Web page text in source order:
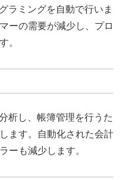
ラミングを自動で行いま
ーの需要が減少し、プロ
。
析し、帳簿管理を行うた
ます。自動化された会計
ーも減少します。